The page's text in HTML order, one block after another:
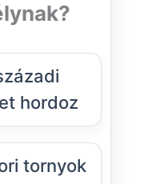
hordoz
tornyok